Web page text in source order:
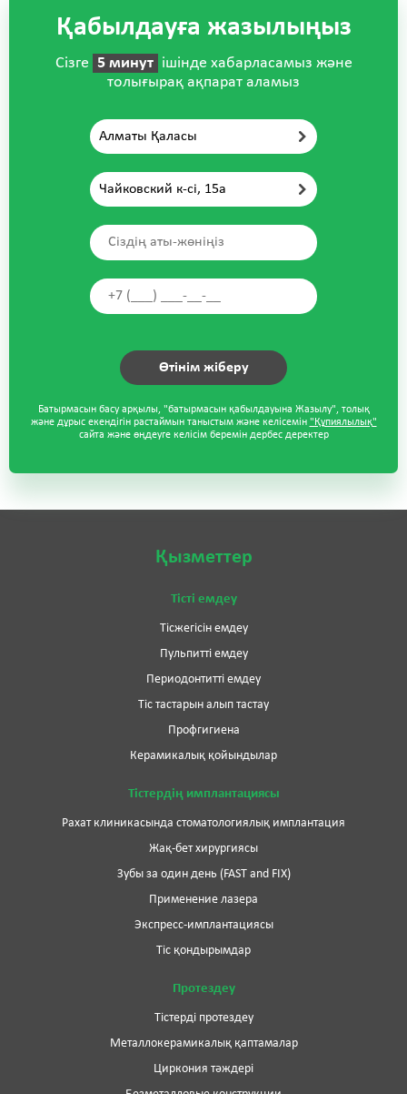
Қабылдауға жазылыңыз
Сізге 5 минут ішінде хабарласамыз және
толығырақ ақпарат аламыз
Алматы Қаласы
Чайковский к-сі, 15а
Батырмасын басу арқылы, "батырмасын қабылдауына Жазылу", толық
және дұрыс екендігін растаймын таныстым және келісемін "Құпиялылық"
сайта және өңдеуге келісім беремін дербес деректер
Қызметтер
Тісті емдеу
Тісжегісін емдеу
Пульпитті емдеу
Периодонтитті емдеу
Тіс тастарын алып тастау
Профгигиена
Керамикалық қойындылар
Тістердің имплантациясы
Рахат клиникасында стоматологиялық имплантация
Жақ-бет хирургиясы
Зубы за один день (FAST and FIX)
Применение лазера
Экспресс-имплантациясы
Тіс қондырымдар
Протездеу
Тістерді протездеу
Металлокерамикалық қаптамалар
Циркония тәждері